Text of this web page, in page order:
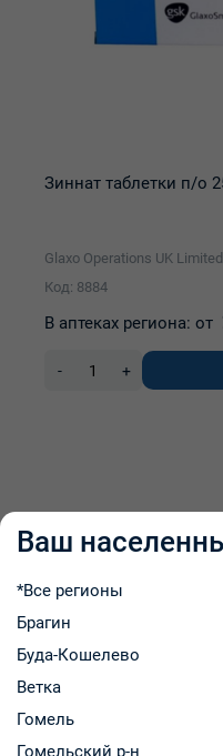
Зиннат таблетки п/о
Glaxo Operations UK Limited
Код: 8884
В аптеках региона: от
- +
Ваш
*Все регионы
Брагин
Буда-Кошелево
Ветка
Гомель
Гомельский р-н